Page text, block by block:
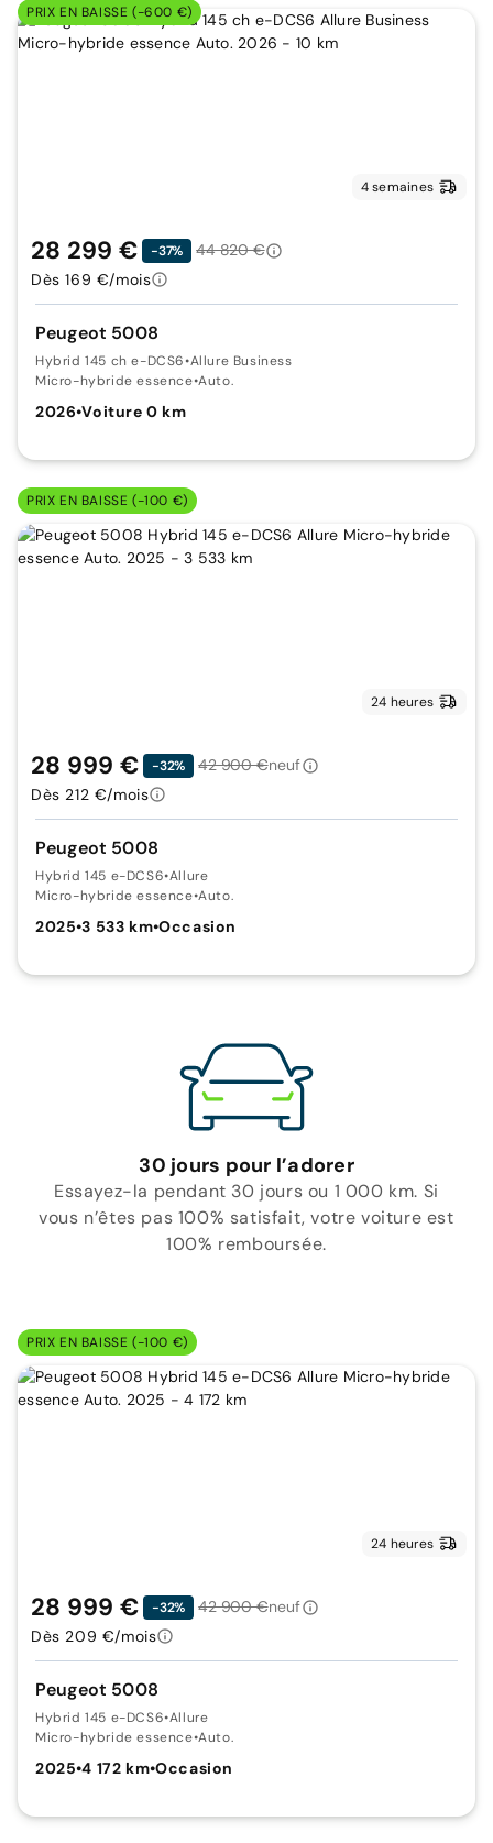
PRIX EN BAISSE (-600 €)
4 semaines
Peugeot 5008
Hybrid 145 ch e-DCS6•Allure Business
Micro-hybride essence•Auto.
2026•Voiture 0 km
28 299 € -37%
44 820 €
Dès 169 €/mois
PRIX EN BAISSE (-100 €)
24 heures
Peugeot 5008
Hybrid 145 e-DCS6•Allure
Micro-hybride essence•Auto.
2025•3 533 km•Occasion
28 999 € -32% 42 900 €neuf
Dès 212 €/mois
30 jours pour l’adorer
Essayez-la pendant 30 jours ou 1 000 km. Si
vous n’êtes pas 100% satisfait, votre voiture est
100% remboursée.
PRIX EN BAISSE (-100 €)
24 heures
Peugeot 5008
Hybrid 145 e-DCS6•Allure
Micro-hybride essence•Auto.
2025•4 172 km•Occasion
28 999 € -32% 42 900 €neuf
Dès 209 €/mois